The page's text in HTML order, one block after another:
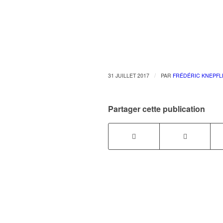
31 JUILLET 2017 / PAR FRÉDÉRIC
Partager cette publication